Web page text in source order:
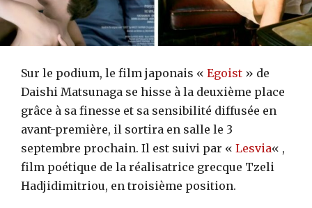
Sur le podium, le film japonais « Egoist » de
Daishi Matsunaga se hisse à la deuxième place
grâce à sa finesse et sa sensibilité diffusée en
avant-première, il sortira en salle le 3
septembre prochain. Il est suivi par « Lesvia« ,
film poétique de la réalisatrice grecque Tzeli
Hadjidimitriou, en troisième position.